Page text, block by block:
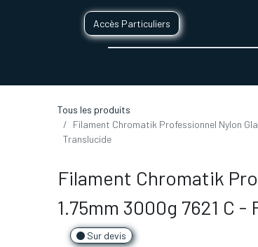
Accès Particuliers
Tous les produits
Filament Chromatik Professionnel Nylon
Translucide
Filament Chromatik
1.75mm 3000g 7621 C
Sur devis